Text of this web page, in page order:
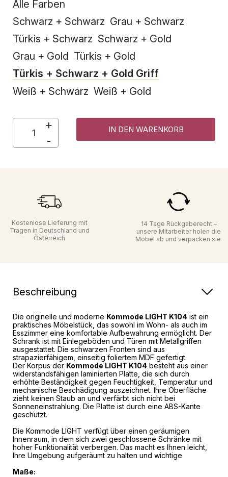
Alle Farben
Schwarz + Schwarz Grau + Schwarz
Türkis + Schwarz Schwarz + Gold
Grau + Gold Türkis + Gold
Türkis + Schwarz + Gold Griff
Weiß + Schwarz Weiß + Gold
IN DEN WARENKORB
Kostenlose Lieferung mit
Tragen in Deutschland und
Österreich
14 Tage Rückgaberecht –
unsere Mitarbeiter holen die
Möbel ab und verpacken sie
Beschreibung
Die originelle und moderne Kommode LIGHT K104 ist ein
praktisches Möbelstück, das sowohl im Wohn- als auch im
Esszimmer eine komfortable Aufbewahrung ermöglicht. Der
Schrank ist mit Einlegeböden und Türen mit Metallgriffen
ausgestattet. Die schwarzen Fronten sind aus
strapazierfähigem, einseitig foliertem MDF gefertigt.
Der Korpus der Kommode LIGHT K104 besteht aus einer
widerstandsfähigen laminierten Platte, die sich durch
erhöhte Beständigkeit gegen Feuchtigkeit, Temperatur und
mechanische Beschädigung auszeichnet. Ihre Oberfläche
zieht keinen Staub an und verfärbt sich nicht bei
Sonneneinstrahlung. Die Platte ist durch eine ABS-Kante
geschützt.
Die Kommode LIGHT verfügt über einen geräumigen
Innenraum, in dem sich zwei geschlossene Schränke mit
hoher Funktionalität verbergen. Das macht es Ihnen leicht,
Ihre Umgebung aufgeräumt zu halten und wichtige
Maße: